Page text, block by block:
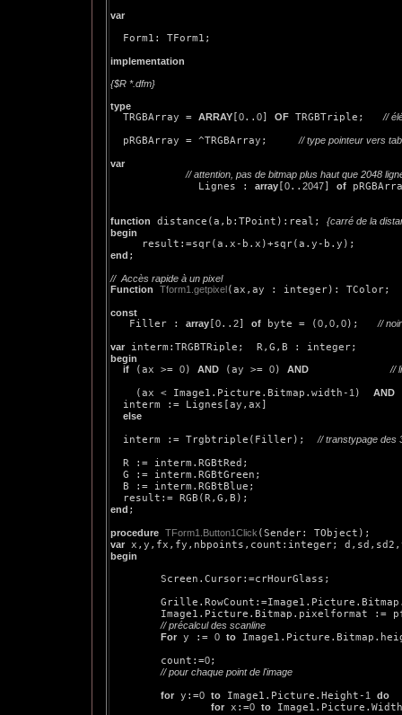
var
  Form1: TForm1;
implementation
{$R *.dfm}
type
TRGBArray = ARRAY 0.. 0 OF TRGBTriple; //
  pRGBArray = ^TRGBArray;
// type pointeur vers
var
// attention, pas de bitmap plus haut que 2048
              Lignes :
array 0.. 2047 of
function distance(a,b:TPoint):real; {carré de la
begin
end ;
//  Accès rapide à un pixel
Function
Tform1.getpixel (ax,ay : integer): TColor;
const
Filler : array 0.. 2 of byte = ( 0, 0, 0); //
var
begin
if (ax >= 0) AND (ay >= 0) AND //
    (ax < Image1.Picture.Bitmap.width-
1) AND
  interm := Lignes[ay,ax]
else
  interm := Trgbtriple(Filler);
// transtypage des
  R := interm.RGBtRed;
  G := interm.RGBtGreen;
  B := interm.RGBtBlue;
end ;
procedure TForm1.Button1Click
var
begin
        Screen.Cursor:=crHourGlass;
Image1.Picture.Bitmap.pixelformat :=
// précalcul des scanline
For y := 0 to
        count:=
0;
// pour chaque point de l'image
for y:=0 to Image1.Picture.Height-1 do
for x:=0 to